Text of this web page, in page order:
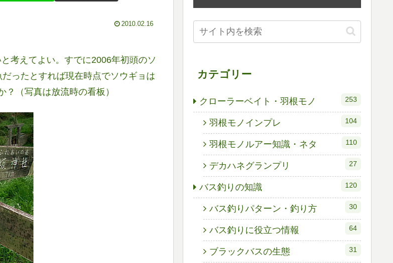
2010.02.16
考えてよい。すでに2006年初頭のソ
ったとすれば現在時点でソウギョは
（写真は放流時の看板）
カテゴリー
クローラーベイト・羽根モノ 253
羽根モノインプレ 104
羽根モノルアー知識・ネタ 110
デカハネグランプリ 27
バス釣りの知識 120
バス釣りパターン・釣り方 30
バス釣りに役立つ情報 64
ブラックバスの生態 31